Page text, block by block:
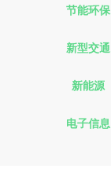
节能环保
新型交通
新能源
电子信息